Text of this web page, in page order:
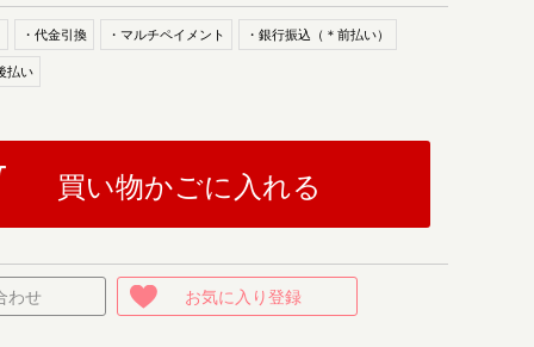
・代金引換 ・マルチペイメント ・銀行振込（＊前払い）
払い
買い物かごに入れる
わせ お気に入り登録